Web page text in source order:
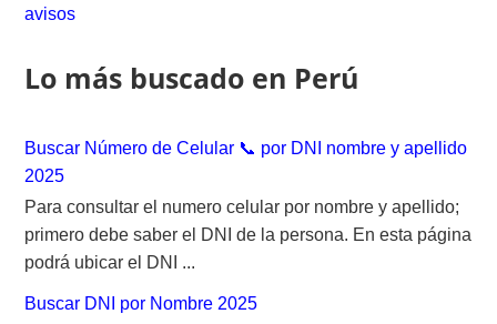
avisos
Lo más buscado en Perú
Buscar Número de Celular 📞 por DNI nombre y apellido
2025
Para consultar el numero celular por nombre y apellido;
primero debe saber el DNI de la persona. En esta página
podrá ubicar el DNI ...
Buscar DNI por Nombre 2025